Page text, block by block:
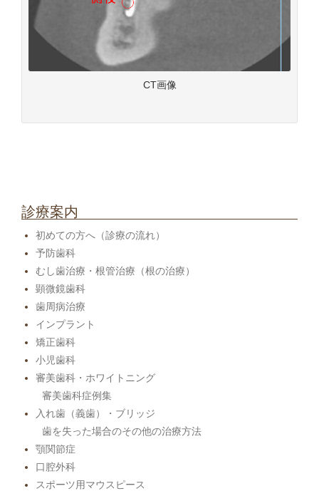
CT画像
診療案内
初めての方へ（診療の流れ）
予防歯科
むし歯治療・根管治療（根の治療）
顕微鏡歯科
歯周病治療
インプラント
矯正歯科
小児歯科
審美歯科・ホワイトニング
審美歯科症例集
入れ歯（義歯）・ブリッジ
歯を失った場合のその他の治療方法
顎関節症
口腔外科
スポーツ用マウスピース